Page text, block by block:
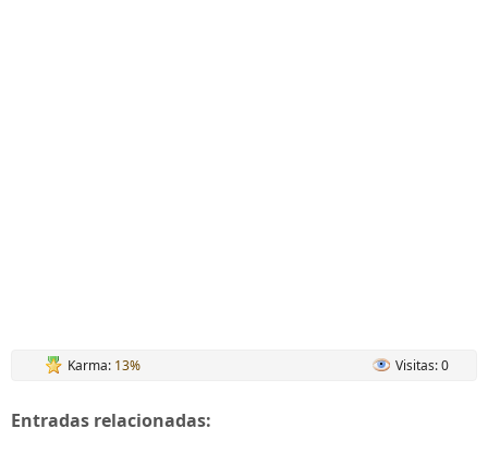
Karma: 13% Visitas: 0
Entradas relacionadas: